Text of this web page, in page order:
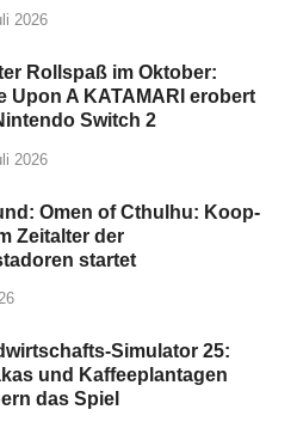
2026
Rollspaß im Oktober:
Upon A KATAMARI erobert
Switch 2
2026
Omen of Cthulhu: Koop-
Zeitalter der
startet
Simulator 25:
und Kaffeeplantagen
das Spiel